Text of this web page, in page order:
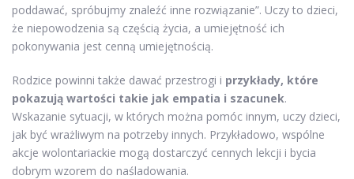
poddawać, spróbujmy znaleźć inne rozwiązanie”. Uczy to dzieci,
że niepowodzenia są częścią życia, a umiejętność ich
pokonywania jest cenną umiejętnością.
Rodzice powinni także dawać przestrogi i przykłady, które
pokazują wartości takie jak empatia i szacunek.
Wskazanie sytuacji, w których można pomóc innym, uczy dzieci,
jak być wrażliwym na potrzeby innych. Przykładowo, wspólne
akcje wolontariackie mogą dostarczyć cennych lekcji i bycia
dobrym wzorem do naśladowania.